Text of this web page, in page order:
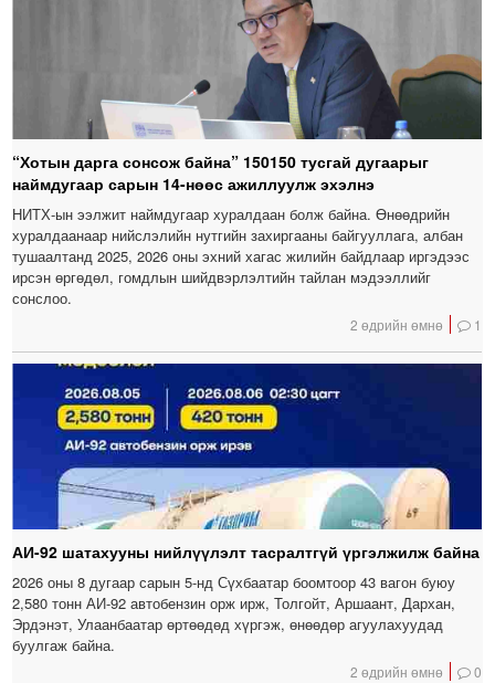
“Хотын дарга сонсож байна” 150150 тусгай дугаарыг
наймдугаар сарын 14-нөөс ажиллуулж эхэлнэ
НИТХ-ын ээлжит наймдугаар хуралдаан болж байна. Өнөөдрийн
хуралдаанаар нийслэлийн нутгийн захиргааны байгууллага, албан
тушаалтанд 2025, 2026 оны эхний хагас жилийн байдлаар иргэдээс
ирсэн өргөдөл, гомдлын шийдвэрлэлтийн тайлан мэдээллийг
сонслоо.
2 өдрийн өмнө 1
АИ-92 шатахууны нийлүүлэлт тасралтгүй үргэлжилж байна
2026 оны 8 дугаар сарын 5-нд Сүхбаатар боомтоор 43 вагон буюу
2,580 тонн АИ-92 автобензин орж ирж, Толгойт, Аршаант, Дархан,
Эрдэнэт, Улаанбаатар өртөөдөд хүргэж, өнөөдөр агуулахуудад
буулгаж байна.
2 өдрийн өмнө 0